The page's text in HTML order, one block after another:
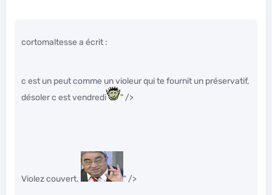
cortomaltesse a écrit :
c est un peut comme un violeur qui te fournit un préservatif,
désoler c est vendredi
" />
Violez couvert. " />